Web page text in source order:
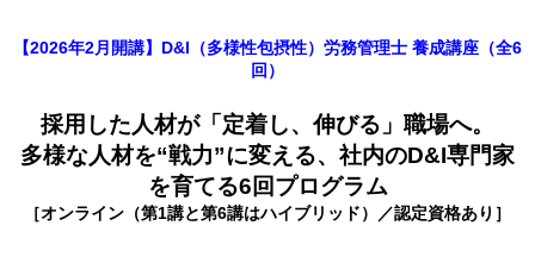
【2026年2月開講】D&I（多様性包摂性）労務管理士 養成講座（全6
回）
採用した人材が「定着し、伸びる」職場へ。
多様な人材を“戦力”に変える、社内のD&I専門家
を育てる6回プログラム
［オンライン（第1講と第6講はハイブリッド）／認定資格あり］